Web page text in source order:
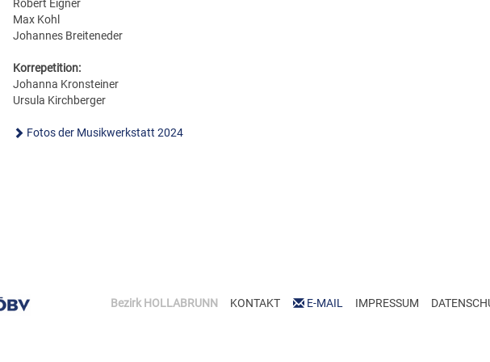
Robert Eigner
Max Kohl
Johannes Breiteneder
Korrepetition:
Johanna Kronsteiner
Ursula Kirchberger
Fotos der Musikwerkstatt 2024
Bezirk HOLLABRUNN KONTAKT E-MAIL IMPRESSUM